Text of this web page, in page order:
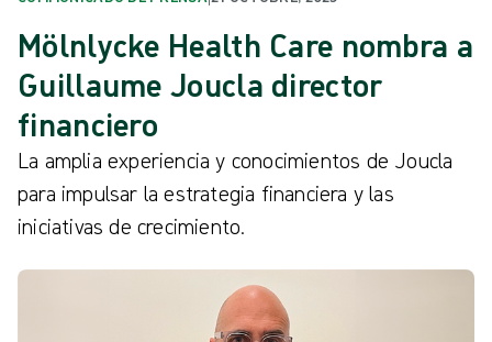
Mölnlycke Health Care nombra a
Guillaume Joucla director
financiero
La amplia experiencia y conocimientos de Joucla
para impulsar la estrategia financiera y las
iniciativas de crecimiento.